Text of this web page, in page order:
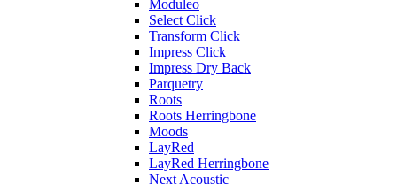
Moduleo
Select Click
Transform Click
Impress Click
Impress Dry Back
Parquetry
Roots
Roots Herringbone
Moods
LayRed
LayRed Herringbone
Next Acoustic